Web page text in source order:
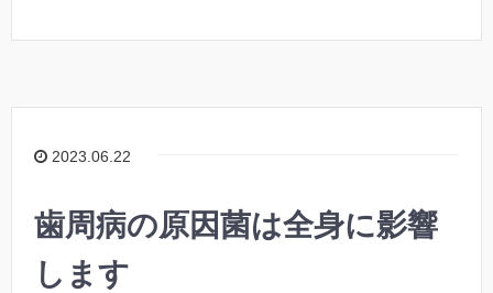
2023.06.22
歯周病の原因菌は全身に影響
します